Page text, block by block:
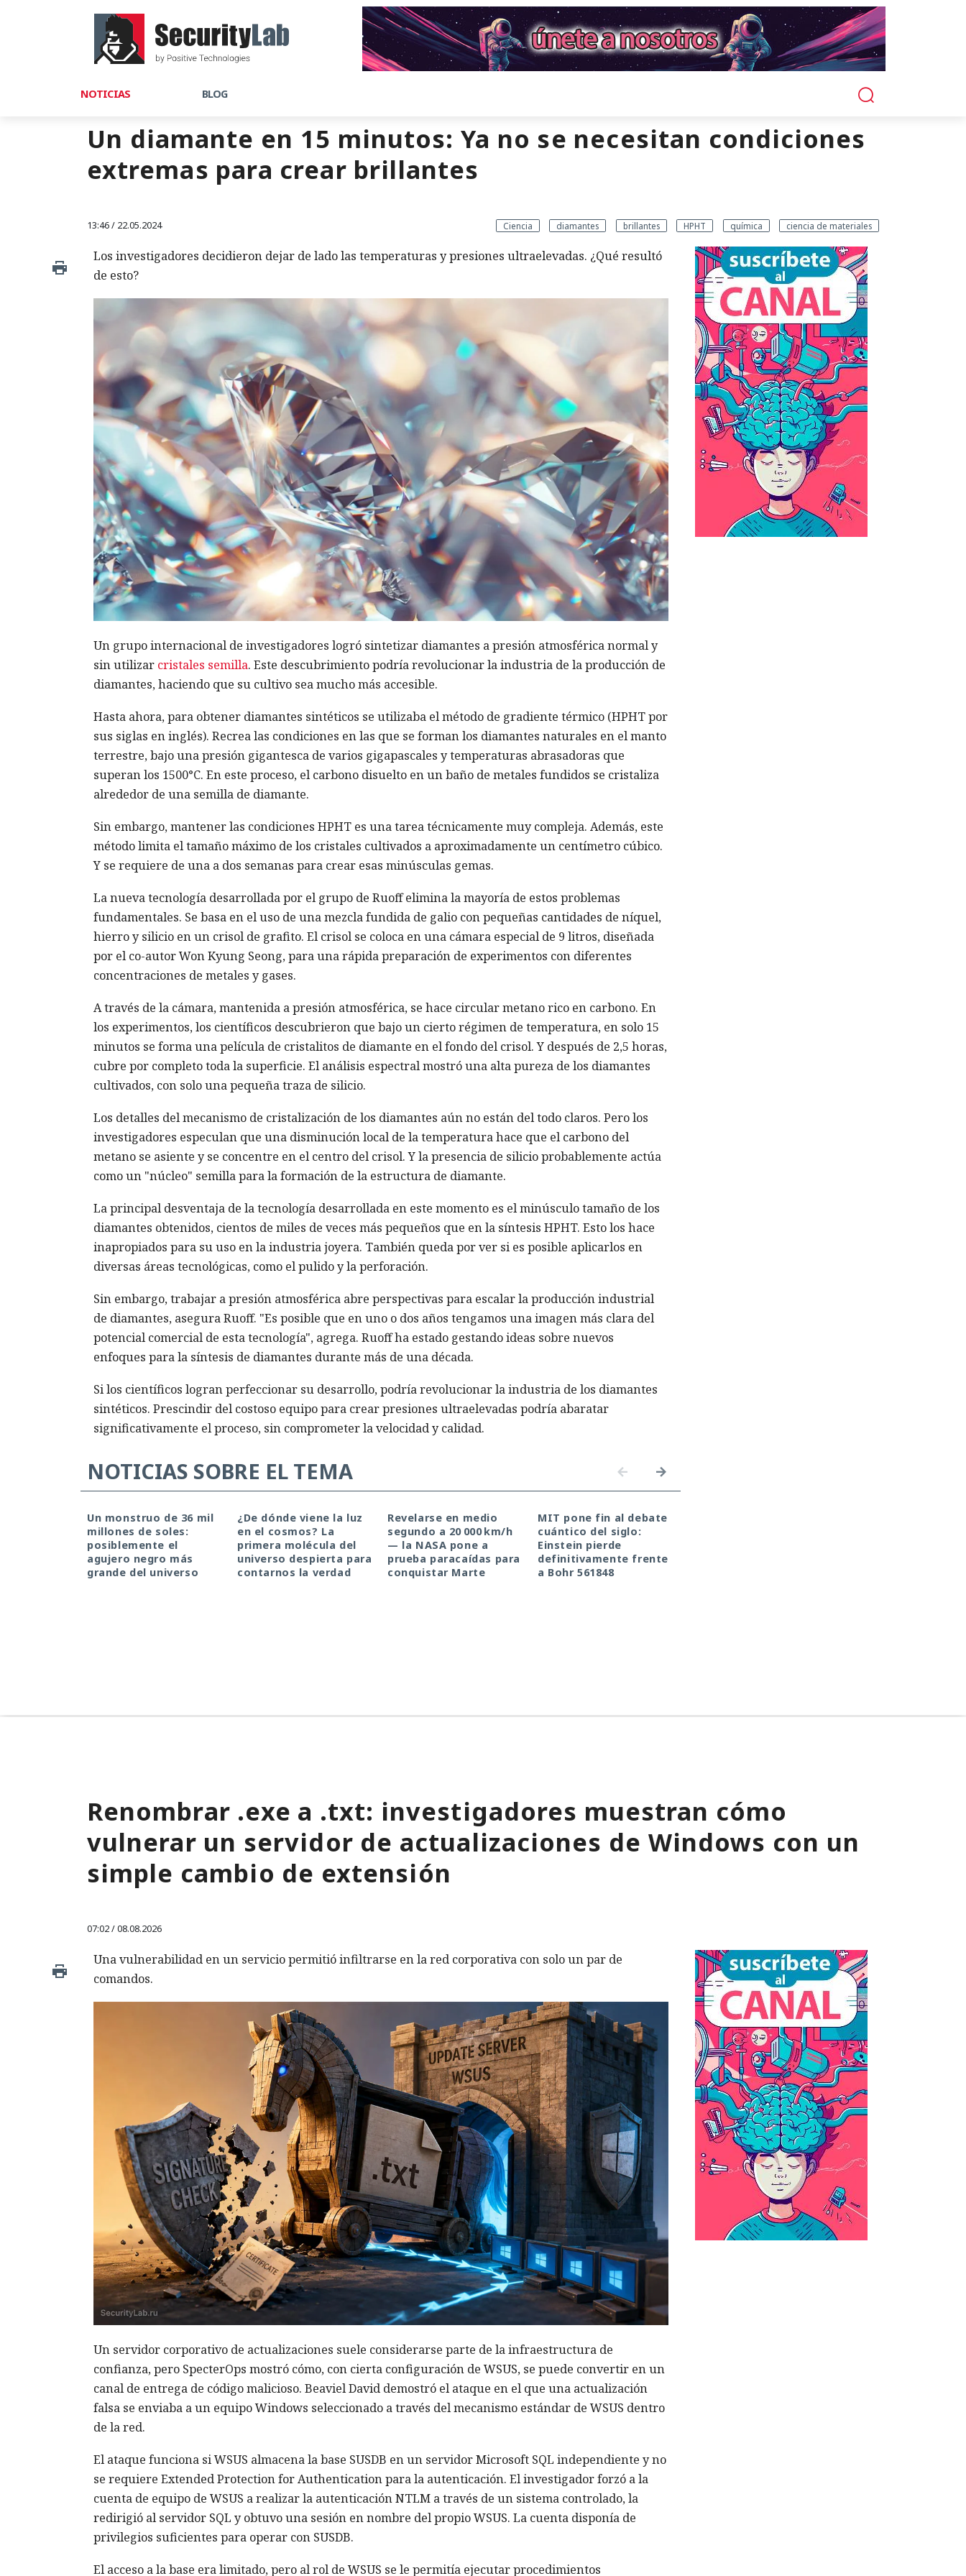
NOTICIAS BLOG
Un diamante en 15 minutos: Ya no se necesitan condiciones
extremas para crear brillantes
13:46 / 22.05.2024 Ciencia diamantes brillantes HPHT química ciencia de materiales
Los investigadores decidieron dejar de lado las temperaturas y presiones ultraelevadas. ¿Qué resultó
de esto?
Un grupo internacional de investigadores logró sintetizar diamantes a presión atmosférica normal y
sin utilizar cristales semilla. Este descubrimiento podría revolucionar la industria de la producción de
diamantes, haciendo que su cultivo sea mucho más accesible.
Hasta ahora, para obtener diamantes sintéticos se utilizaba el método de gradiente térmico (HPHT por
sus siglas en inglés). Recrea las condiciones en las que se forman los diamantes naturales en el manto
terrestre, bajo una presión gigantesca de varios gigapascales y temperaturas abrasadoras que
superan los 1500°C. En este proceso, el carbono disuelto en un baño de metales fundidos se cristaliza
alrededor de una semilla de diamante.
Sin embargo, mantener las condiciones HPHT es una tarea técnicamente muy compleja. Además, este
método limita el tamaño máximo de los cristales cultivados a aproximadamente un centímetro cúbico.
Y se requiere de una a dos semanas para crear esas minúsculas gemas.
La nueva tecnología desarrollada por el grupo de Ruoff elimina la mayoría de estos problemas
fundamentales. Se basa en el uso de una mezcla fundida de galio con pequeñas cantidades de níquel,
hierro y silicio en un crisol de grafito. El crisol se coloca en una cámara especial de 9 litros, diseñada
por el co-autor Won Kyung Seong, para una rápida preparación de experimentos con diferentes
concentraciones de metales y gases.
A través de la cámara, mantenida a presión atmosférica, se hace circular metano rico en carbono. En
los experimentos, los científicos descubrieron que bajo un cierto régimen de temperatura, en solo 15
minutos se forma una película de cristalitos de diamante en el fondo del crisol. Y después de 2,5 horas,
cubre por completo toda la superficie. El análisis espectral mostró una alta pureza de los diamantes
cultivados, con solo una pequeña traza de silicio.
Los detalles del mecanismo de cristalización de los diamantes aún no están del todo claros. Pero los
investigadores especulan que una disminución local de la temperatura hace que el carbono del
metano se asiente y se concentre en el centro del crisol. Y la presencia de silicio probablemente actúa
como un "núcleo" semilla para la formación de la estructura de diamante.
La principal desventaja de la tecnología desarrollada en este momento es el minúsculo tamaño de los
diamantes obtenidos, cientos de miles de veces más pequeños que en la síntesis HPHT. Esto los hace
inapropiados para su uso en la industria joyera. También queda por ver si es posible aplicarlos en
diversas áreas tecnológicas, como el pulido y la perforación.
Sin embargo, trabajar a presión atmosférica abre perspectivas para escalar la producción industrial
de diamantes, asegura Ruoff. "Es posible que en uno o dos años tengamos una imagen más clara del
potencial comercial de esta tecnología", agrega. Ruoff ha estado gestando ideas sobre nuevos
enfoques para la síntesis de diamantes durante más de una década.
Si los científicos logran perfeccionar su desarrollo, podría revolucionar la industria de los diamantes
sintéticos. Prescindir del costoso equipo para crear presiones ultraelevadas podría abaratar
significativamente el proceso, sin comprometer la velocidad y calidad.
NOTICIAS SOBRE EL TEMA
Un monstruo de 36 mil
millones de soles:
posiblemente el
agujero negro más
grande del universo
¿De dónde viene la luz
en el cosmos? La
primera molécula del
universo despierta para
contarnos la verdad
Revelarse en medio
segundo a 20 000 km/h
— la NASA pone a
prueba paracaídas para
conquistar Marte
MIT pone fin al debate
cuántico del siglo:
Einstein pierde
definitivamente frente
a Bohr 561848
Renombrar .exe a .txt: investigadores muestran cómo
vulnerar un servidor de actualizaciones de Windows con un
simple cambio de extensión
07:02 / 08.08.2026
Una vulnerabilidad en un servicio permitió infiltrarse en la red corporativa con solo un par de
comandos.
Un servidor corporativo de actualizaciones suele considerarse parte de la infraestructura de
confianza, pero SpecterOps mostró cómo, con cierta configuración de WSUS, se puede convertir en un
canal de entrega de código malicioso. Beaviel David demostró el ataque en el que una actualización
falsa se enviaba a un equipo Windows seleccionado a través del mecanismo estándar de WSUS dentro
de la red.
El ataque funciona si WSUS almacena la base SUSDB en un servidor Microsoft SQL independiente y no
se requiere Extended Protection for Authentication para la autenticación. El investigador forzó a la
cuenta de equipo de WSUS a realizar la autenticación NTLM a través de un sistema controlado, la
redirigió al servidor SQL y obtuvo una sesión en nombre del propio WSUS. La cuenta disponía de
privilegios suficientes para operar con SUSDB.
El acceso a la base era limitado, pero al rol de WSUS se le permitía ejecutar procedimientos